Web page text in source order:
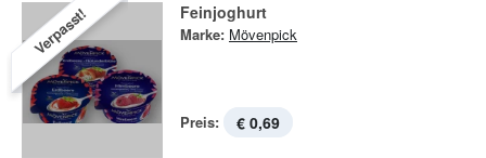
Verpasst! Feinjoghurt
Marke: Mövenpick
Preis: € 0,69